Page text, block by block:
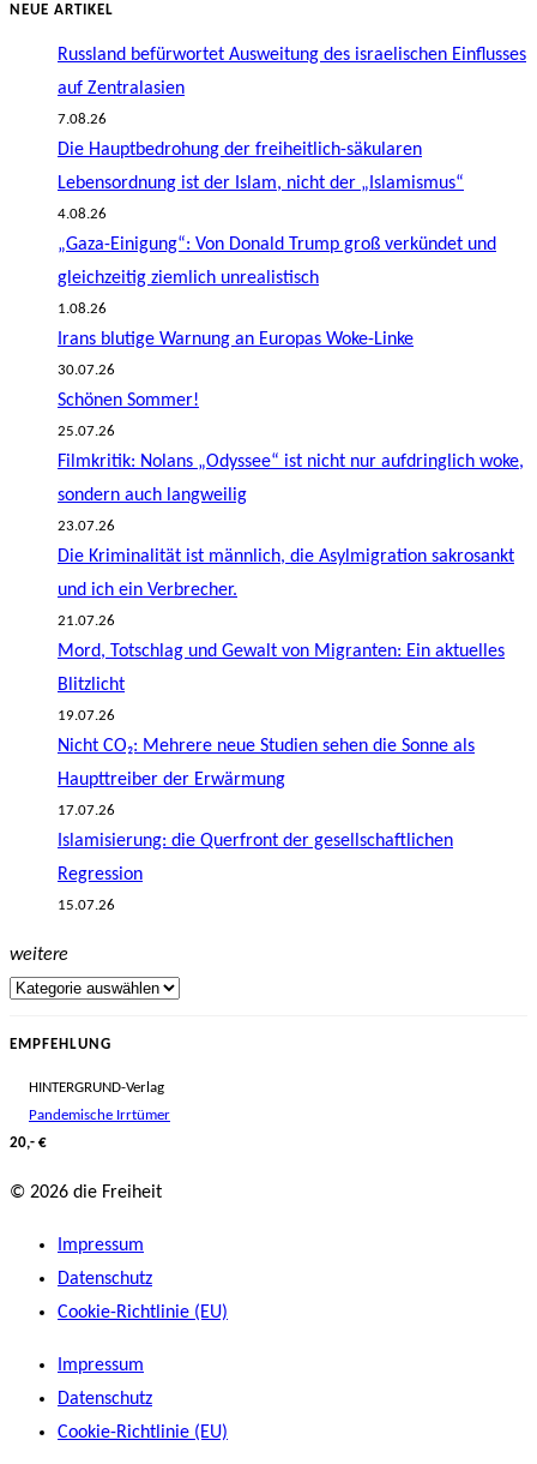
NEUE ARTIKEL
Russland befürwortet Ausweitung des israelischen Einflusses
auf Zentralasien
7.08.26
Die Hauptbedrohung der freiheitlich-säkularen
Lebensordnung ist der Islam, nicht der „Islamismus“
4.08.26
„Gaza-Einigung“: Von Donald Trump groß verkündet und
gleichzeitig ziemlich unrealistisch
1.08.26
Irans blutige Warnung an Europas Woke-Linke
30.07.26
Schönen Sommer!
25.07.26
Filmkritik: Nolans „Odyssee“ ist nicht nur aufdringlich woke,
sondern auch langweilig
23.07.26
Die Kriminalität ist männlich, die Asylmigration sakrosankt
und ich ein Verbrecher.
21.07.26
Mord, Totschlag und Gewalt von Migranten: Ein aktuelles
Blitzlicht
19.07.26
Nicht CO₂: Mehrere neue Studien sehen die Sonne als
Haupttreiber der Erwärmung
17.07.26
Islamisierung: die Querfront der gesellschaftlichen
Regression
15.07.26
weitere
EMPFEHLUNG
HINTERGRUND-Verlag
Pandemische Irrtümer
20,- €
© 2026 die Freiheit
Impressum
Datenschutz
Cookie-Richtlinie (EU)
Impressum
Datenschutz
Cookie-Richtlinie (EU)